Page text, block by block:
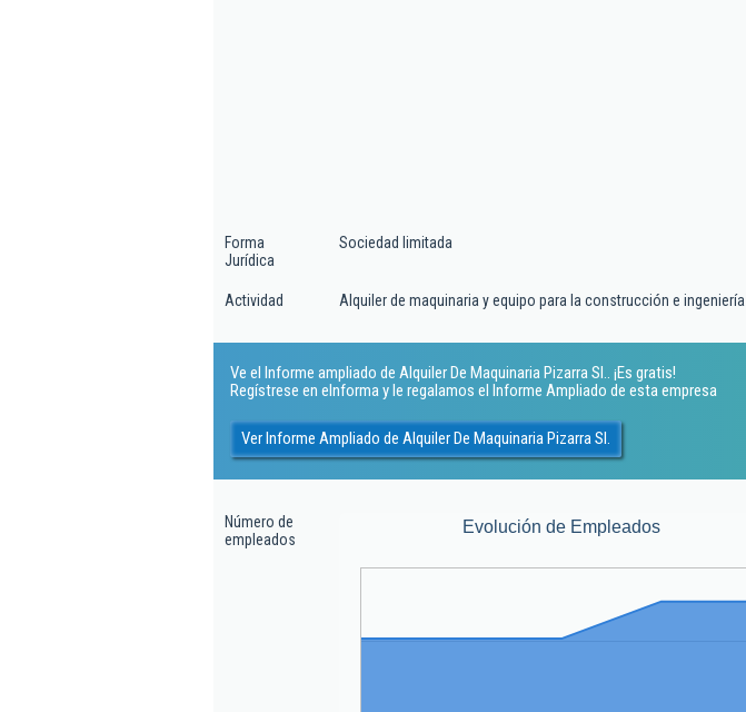
Forma
Jurídica
Sociedad limitada
Actividad Alquiler de maquinaria y equipo para la construcción e ingeniería
Ve el Informe ampliado de Alquiler De Maquinaria Pizarra Sl.. ¡Es gratis!
Regístrese en eInforma y le regalamos el Informe Ampliado de esta empresa
Ver Informe Ampliado de Alquiler De Maquinaria Pizarra Sl.
Número de
empleados
Evolución de Empleados